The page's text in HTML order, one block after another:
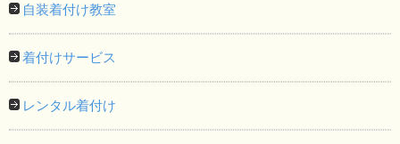
自装着付け教室
着付けサービス
レンタル着付け